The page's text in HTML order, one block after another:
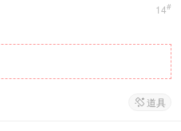
14#
 道具